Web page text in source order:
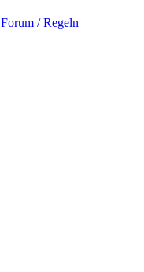
Forum / Regeln